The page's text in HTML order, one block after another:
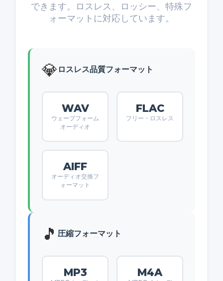
できます。ロスレス、ロッシー、特殊フ
ォーマットに対応しています。
💎 ロスレス品質フォーマット
WAV
ウェーブフォーム
オーディオ
FLAC
フリー・ロスレス
AIFF
オーディオ交換フ
ォーマット
🎵 圧縮フォーマット
MP3 M4A